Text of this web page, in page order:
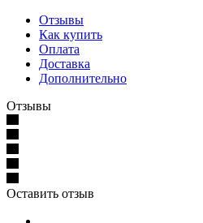
Отзывы
Как купить
Оплата
Доставка
Дополнительно
Отзывы
Оставить отзыв